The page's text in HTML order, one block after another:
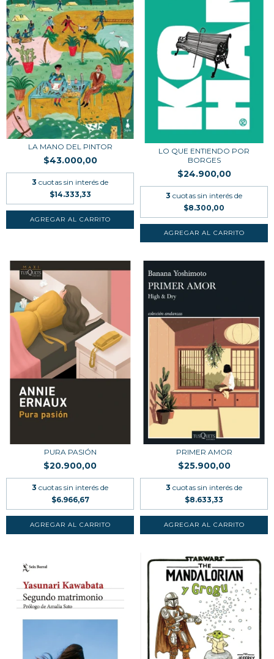
LA MANO DEL PINTOR
$43.000,00
3 cuotas sin interés de
$14.333,33
LO QUE ENTIENDO POR
BORGES
$24.900,00
3 cuotas sin interés de
$8.300,00
PURA PASIÓN
$20.900,00
3 cuotas sin interés de
$6.966,67
PRIMER AMOR
$25.900,00
3 cuotas sin interés de
$8.633,33